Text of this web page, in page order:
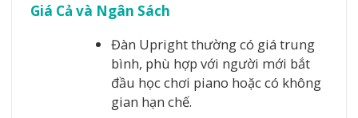
Giá Cả và Ngân Sách
Đàn Upright thường có giá trung
bình, phù hợp với người mới bắt
đầu học chơi piano hoặc có không
gian hạn chế.